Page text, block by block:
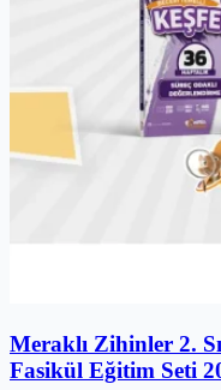
Meraklı Zihinler 2.
Fasikül Eğitim Seti